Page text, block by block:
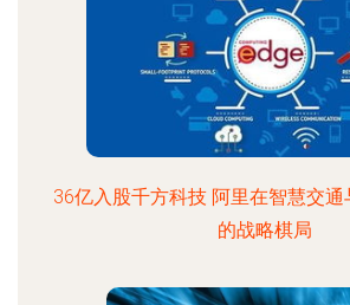
36亿入股千方科技 阿里在智慧交
的战略棋局